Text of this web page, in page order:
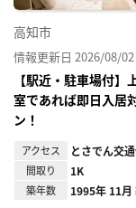
高知市
情報更新日 2026/08/
【駅近・駐車場付
室であれば即日入居
ン！
アクセス とさでん交
間取り 1K
築年数 1995年 11月